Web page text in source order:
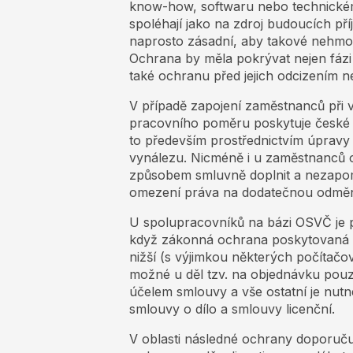
know-how, softwaru nebo
spoléhají jako na zdroj budoucích
naprosto zásadní, aby takové
Ochrana by měla pokrývat nejen
také ochranu před jejich odcizením
V případě zapojení zaměstnanců při
pracovního poměru poskytuje
to především prostřednictvím
vynálezu. Nicméně i u
způsobem smluvně doplnit a
omezení práva na dodatečnou
U spolupracovníků na bázi OSVČ
když zákonná ochrana
nižší (s výjimkou některých
možné u děl tzv. na objednávku
účelem smlouvy a vše ostatní je
smlouvy o dílo a smlouvy licenční.
V oblasti následné ochrany